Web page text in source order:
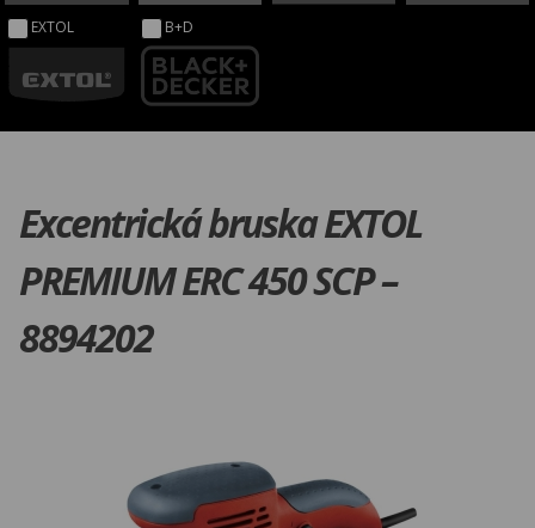
EXTOL B+D
Excentrická bruska EXTOL
PREMIUM ERC 450 SCP –
8894202